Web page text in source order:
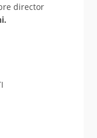
director